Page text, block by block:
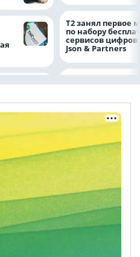
Т2 занял первое
по набору
сервисов
Json & Partners